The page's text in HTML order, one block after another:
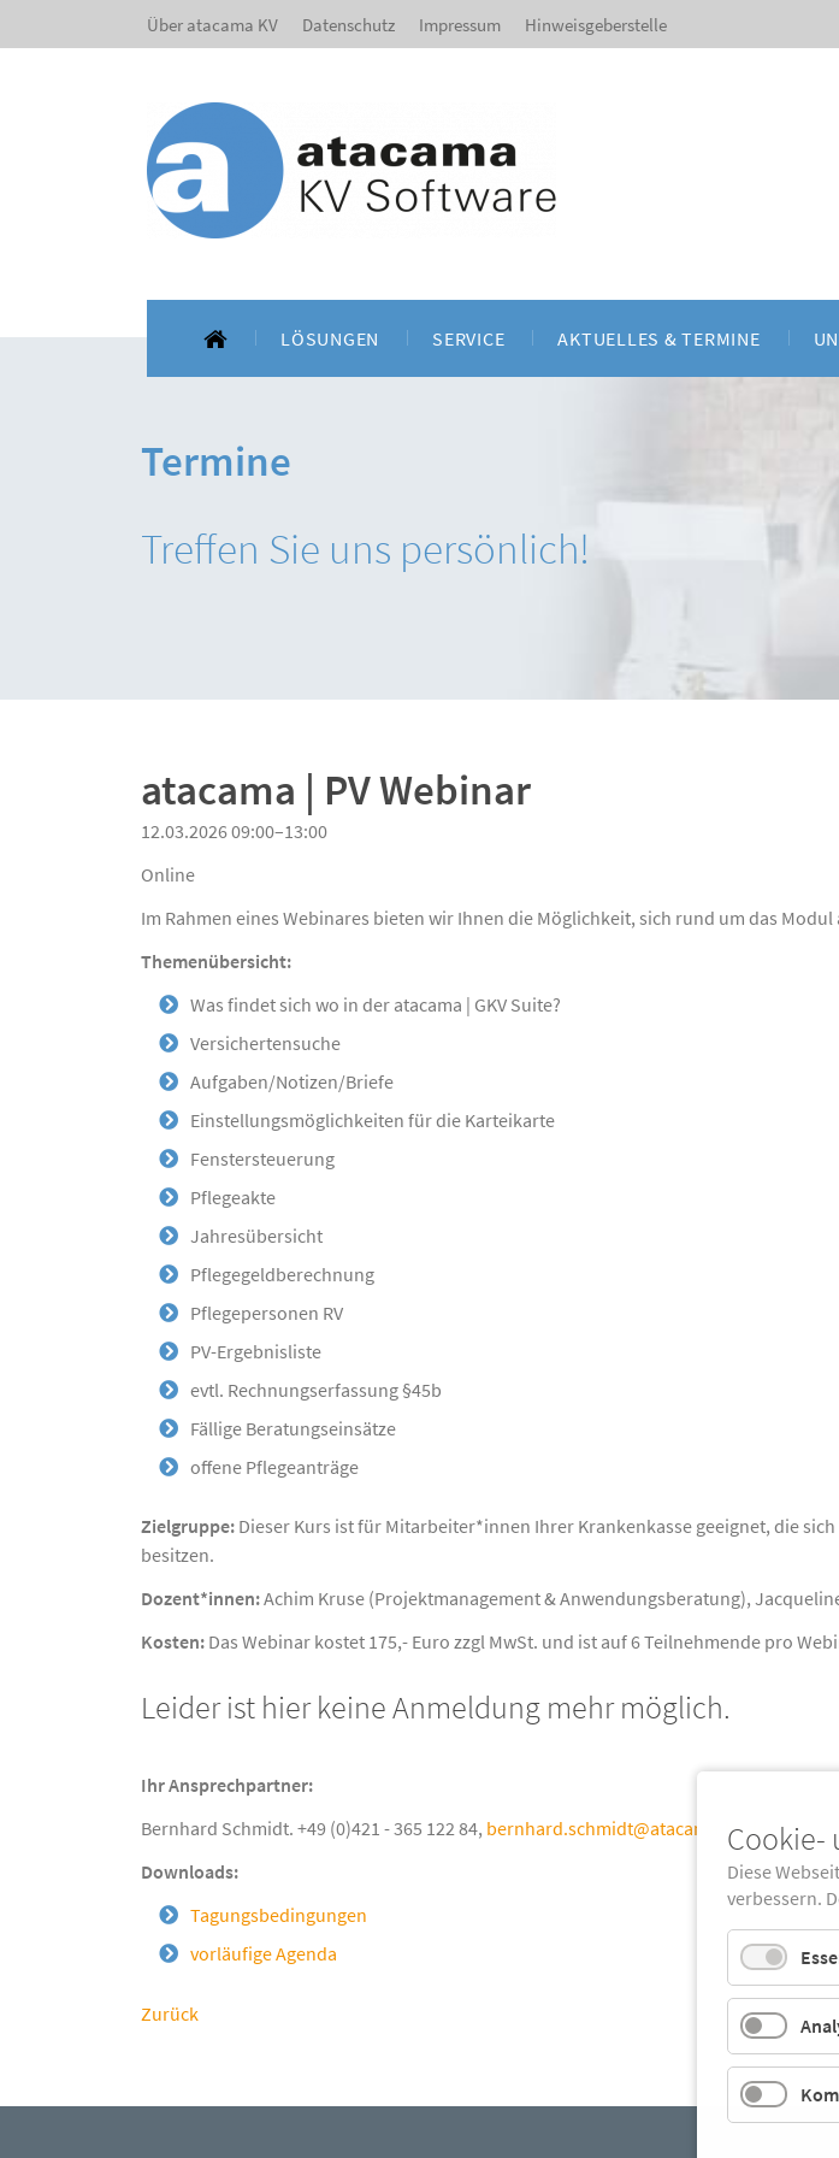
Über atacama KV Datenschutz Impressum Hinweisgeberstelle
LÖSUNGEN
Für oscare®-Kassen
SERVICE
Kundensupport und Fernwartung
Beratung
AKTUELLES & TERMINE
Termine
Treffen Sie uns persönlich!
atacama | PV Webinar
12.03.2026 09:00–13:00
Online
Im Rahmen eines Webinares bieten wir Ihnen die Möglichkeit, sich rund um das
Themenübersicht:
Was findet sich wo in der atacama | GKV Suite?
Versichertensuche
Aufgaben/Notizen/Briefe
Einstellungsmöglichkeiten für die Karteikarte
Fenstersteuerung
Pflegeakte
Jahresübersicht
Pflegegeldberechnung
Pflegepersonen RV
PV-Ergebnisliste
evtl. Rechnungserfassung §45b
Fällige Beratungseinsätze
offene Pflegeanträge
Zielgruppe: Dieser Kurs ist für Mitarbeiter*innen Ihrer Krankenkasse geeignet, die
besitzen.
Dozent*innen:Achim Kruse (Projektmanagement & Anwendungsberatung),
Kosten: Das Webinar kostet 175,- Euro zzgl MwSt. und ist auf 6 Teilnehmende pro
Leider ist hier keine Anmeldung mehr möglich.
Ihr Ansprechpartner:
Bernhard Schmidt. +49 (0)421 - 365 122 84, bernhard.schmidt@atacama-kv.de
Downloads:
Tagungsbedingungen
vorläufige Agenda
Zurück
Cookie-
Diese
verbessern.